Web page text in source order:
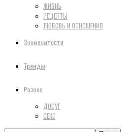
ЖИЗНЬ
РЕЦЕПТЫ
ЛЮБОВЬ И ОТНОШЕНИЯ
Знаменитости
Тренды
Разное
ДОСУГ
СЕКС